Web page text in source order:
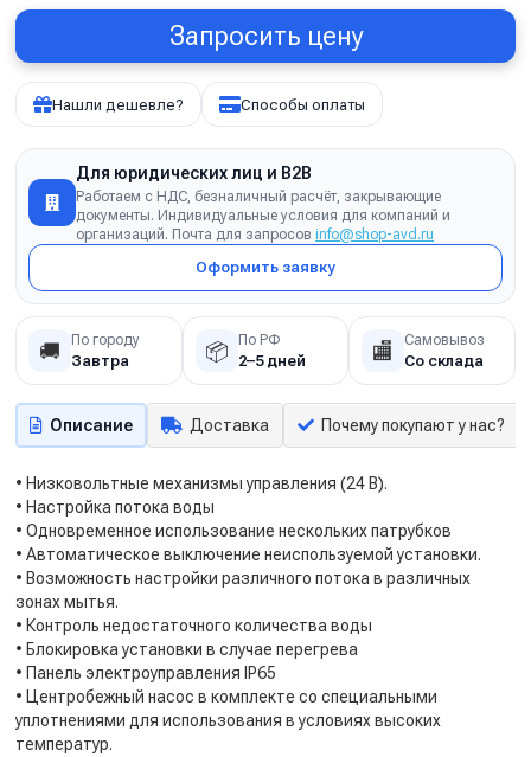
Запросить цену
Нашли дешевле? Способы оплаты
Для юридических лиц и B2B
Работаем с НДС, безналичный расчёт, закрывающие
документы. Индивидуальные условия для компаний и
организаций. Почта для запросов info@shop-avd.ru
Оформить заявку
🚚 По городу
Завтра 📦 По РФ
2–5 дней 🏬 Самовывоз
Со склада
Описание Доставка Почему покупают у нас?
• Низковольтные механизмы управления (24 В).
• Настройка потока воды
• Одновременное использование нескольких патрубков
• Автоматическое выключение неиспользуемой установки.
• Возможность настройки различного потока в различных
зонах мытья.
• Контроль недостаточного количества воды
• Блокировка установки в случае перегрева
• Панель электроуправления IP65
• Центробежный насос в комплекте со специальными
уплотнениями для использования в условиях высоких
температур.